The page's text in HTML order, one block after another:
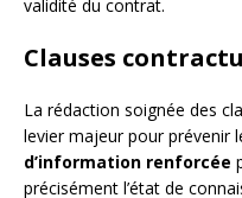
validité du contrat.
Clauses
La rédaction soignée des
levier majeur pour prévenir
d’information renforcée
précisément l’état de